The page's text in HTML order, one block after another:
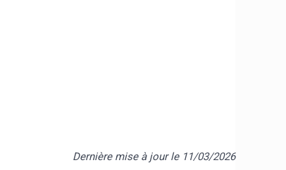
Dernière mise à jour le 11/03/2026